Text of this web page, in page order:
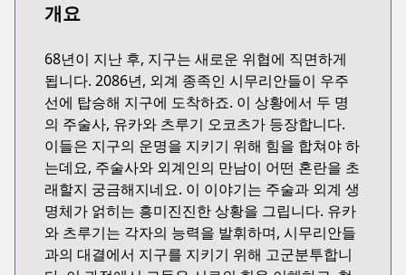
개요
68년이 지난 후, 지구는 새로운 위협에 직면하게
됩니다. 2086년, 외계 종족인 시무리안들이 우주
선에 탑승해 지구에 도착하죠. 이 상황에서 두 명
의 주술사, 유카와 츠루기 오코츠가 등장합니다.
이들은 지구의 운명을 지키기 위해 힘을 합쳐야 하
는데요, 주술사와 외계인의 만남이 어떤 혼란을 초
래할지 궁금해지네요. 이 이야기는 주술과 외계 생
명체가 얽히는 흥미진진한 상황을 그립니다. 유카
와 츠루기는 각자의 능력을 발휘하며, 시무리안들
과의 대결에서 지구를 지키기 위해 고군분투합니